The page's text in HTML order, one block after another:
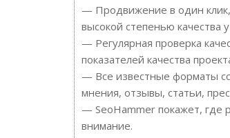
— Продвижение в один клик,
высокой степенью качества
— Регулярная проверка
показателей качества
— Все известные форматы
мнения, отзывы, статьи,
— SeoHammer покажет, где
внимание.